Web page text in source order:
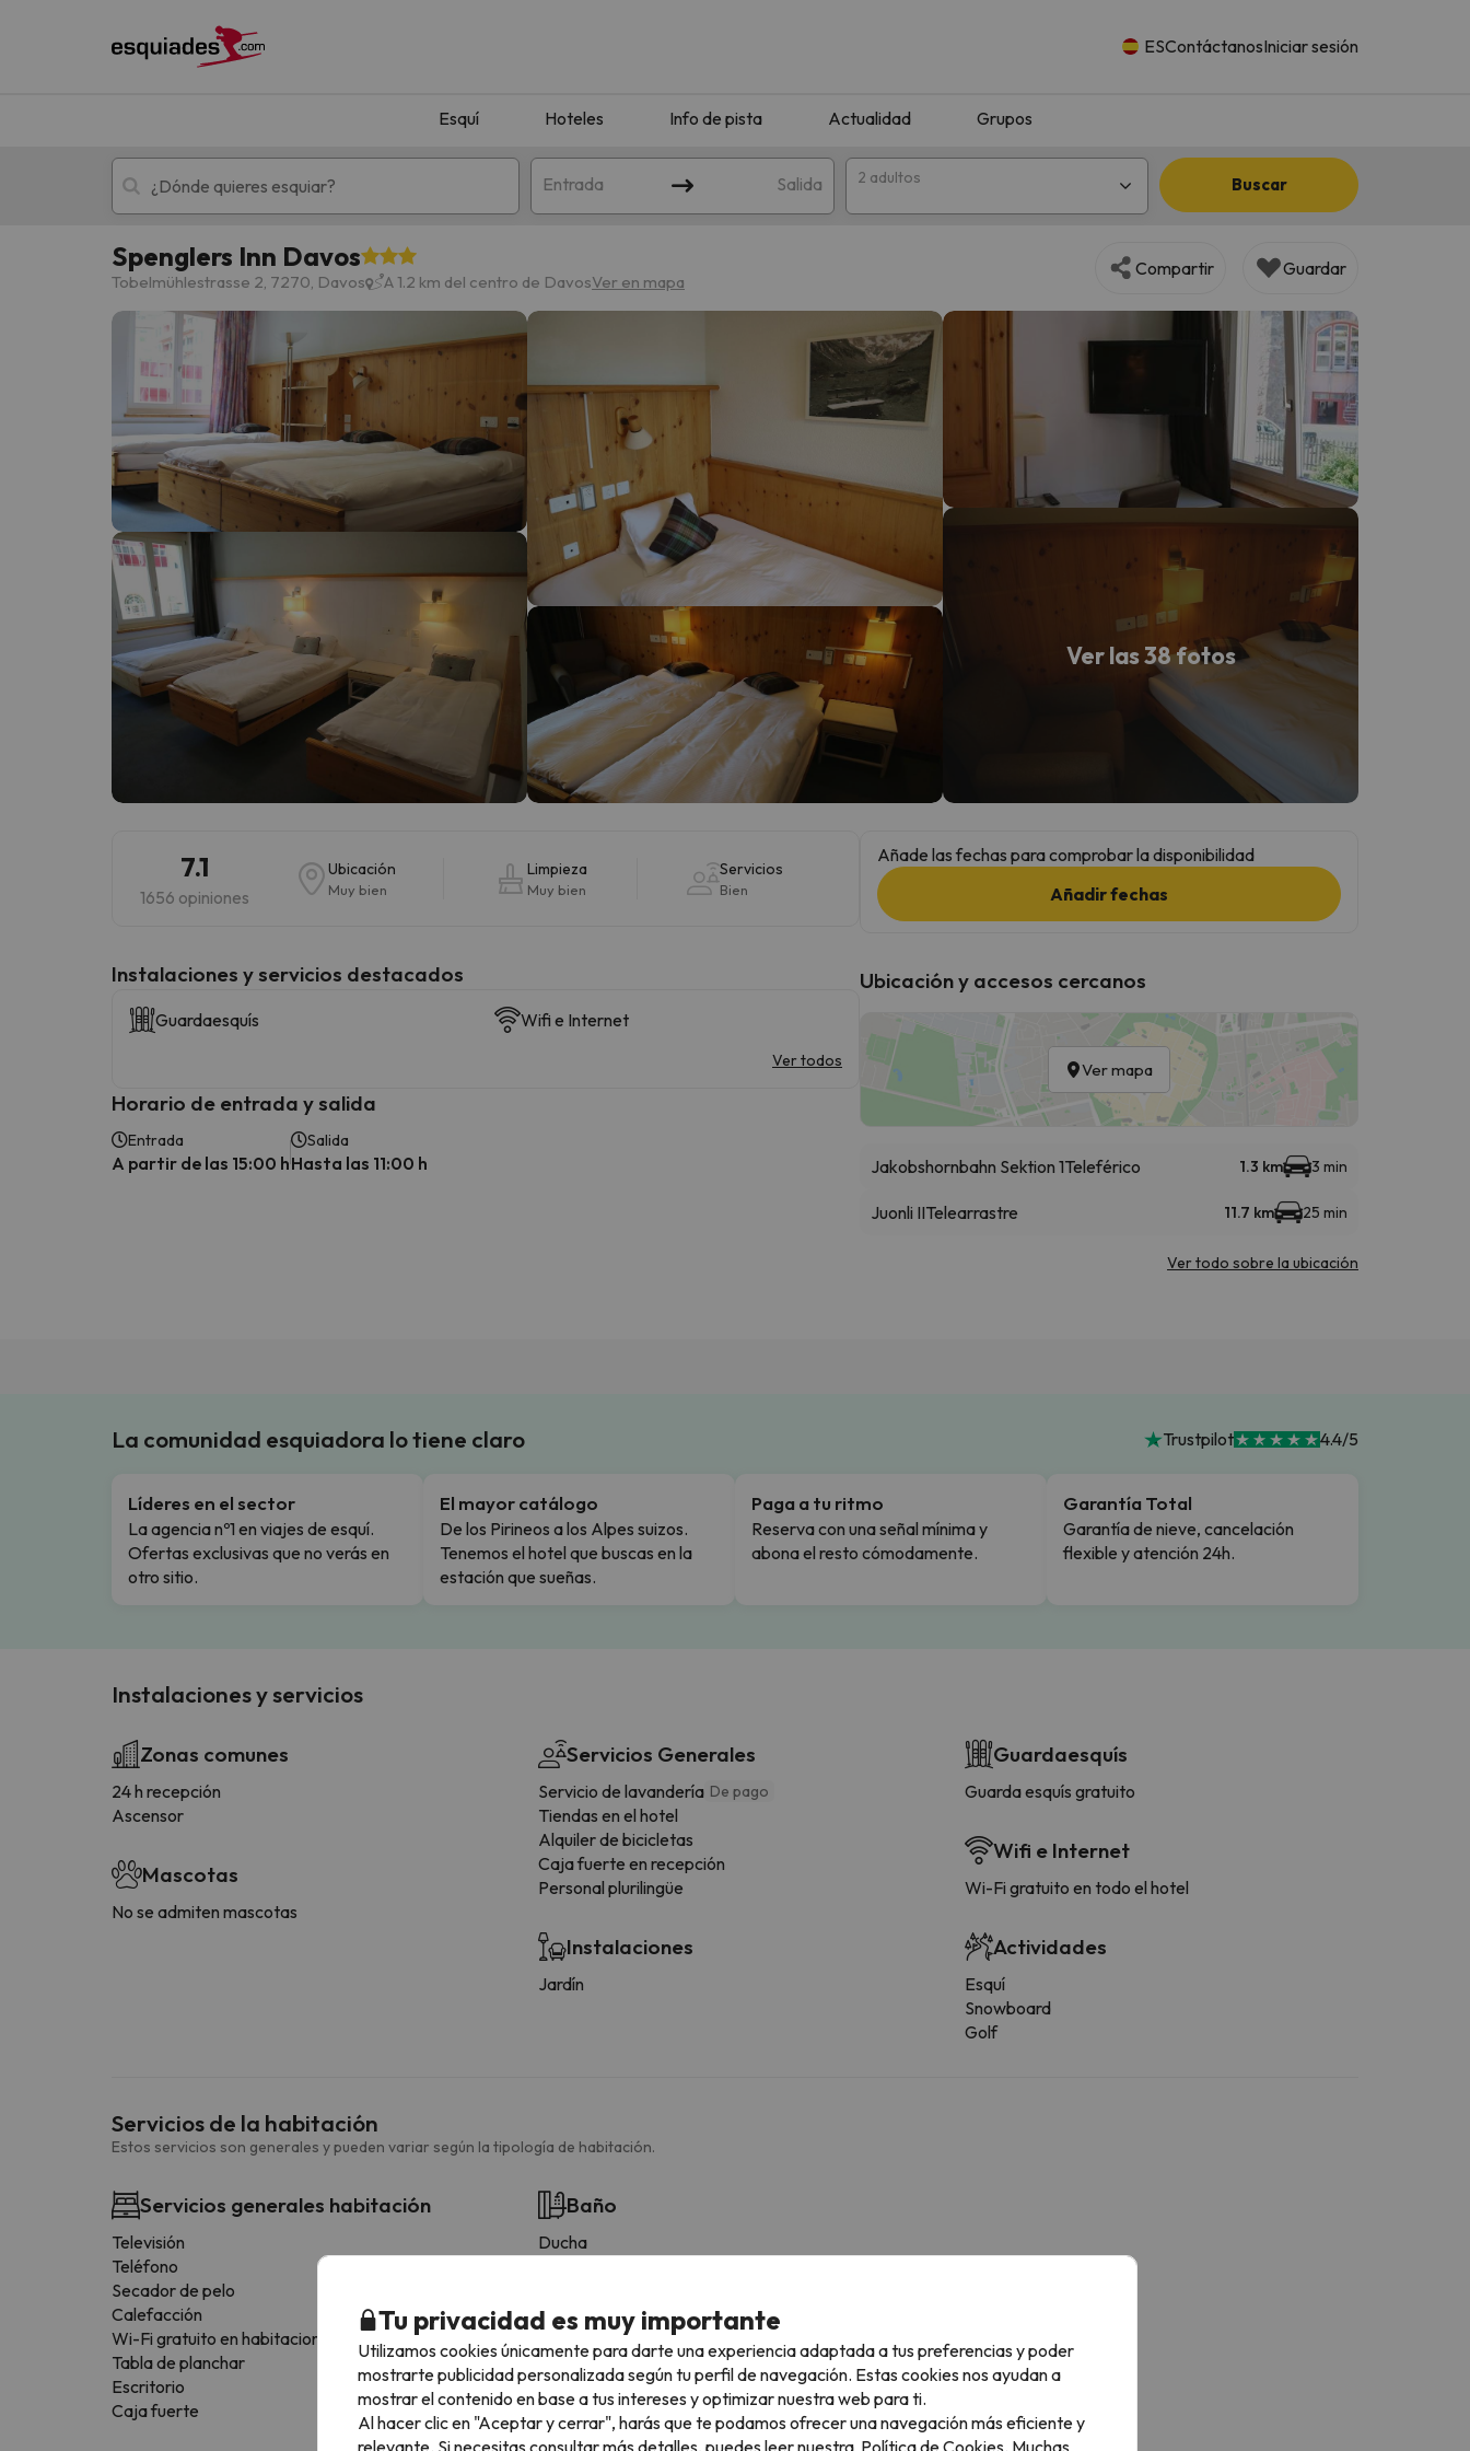
ESContáctanosIniciar sesión
Esquí Hoteles Info de pista Actualidad Grupos
Entrada Salida 2 adultos Buscar
Esquí Escapadas
¡Vaya! No hemos encontrado ningún resultado que coincida con tu búsqueda. Prueba a modificar el destino.
¡Vaya! Parece que nuestro buscador ha perdido el norte. En cuanto encuentre su brújula vuelve.
Spenglers Inn Davos
Tobelmühlestrasse 2, 7270, Davos A 1.2 km del centro de DavosVer en mapa
Compartir Guardar
Ver las 38 fotos
7.1
1656 opiniones
Ubicación
Muy bien
Limpieza
Muy bien
Servicios
Bien
Instalaciones y servicios destacados
Guardaesquís Wifi e Internet
Ver todos
Horario de entrada y salida
Entrada
A partir de las 15:00 h
Salida
Hasta las 11:00 h
Añade las fechas para comprobar la disponibilidad
Añadir fechas
Ubicación y accesos cercanos
Ver mapa
Jakobshornbahn Sektion 1Teleférico 1.3 km 3 min
Juonli IITelearrastre 11.7 km 25 min
Ver todo sobre la ubicación
La comunidad esquiadora lo tiene claro Trustpilot 4.4/5
Líderes en el sector
La agencia nº1 en viajes de esquí.
Ofertas exclusivas que no verás en
otro sitio.
El mayor catálogo
De los Pirineos a los Alpes suizos.
Tenemos el hotel que buscas en la
estación que sueñas.
Paga a tu ritmo
Reserva con una señal mínima y
abona el resto cómodamente.
Garantía Total
Garantía de nieve, cancelación
flexible y atención 24h.
Instalaciones y servicios
Zonas comunes
24 h recepción
Ascensor
Mascotas
No se admiten mascotas
Servicios Generales
Servicio de lavandería De pago
Tiendas en el hotel
Alquiler de bicicletas
Caja fuerte en recepción
Personal plurilingüe
Instalaciones
Jardín
Guardaesquís
Guarda esquís gratuito
Wifi e Internet
Wi-Fi gratuito en todo el hotel
Actividades
Esquí
Snowboard
Golf
Servicios de la habitación
Estos servicios son generales y pueden variar según la tipología de habitación.
Servicios generales habitación
Televisión
Teléfono
Secador de pelo
Calefacción
Wi-Fi gratuito en habitaciones
Tabla de planchar
Escritorio
Caja fuerte
Baño
Ducha
Más servicios
Dispone de sábanas
Dispone de toallas
Tu privacidad es muy importante
Utilizamos cookies únicamente para darte una experiencia adaptada a tus preferencias y poder
mostrarte publicidad personalizada según tu perfil de navegación. Estas cookies nos ayudan a
mostrar el contenido en base a tus intereses y optimizar nuestra web para ti.
Al hacer clic en "Aceptar y cerrar", harás que te podamos ofrecer una navegación más eficiente y
relevante. Si necesitas consultar más detalles, puedes leer nuestra Política de Cookies. Muchas